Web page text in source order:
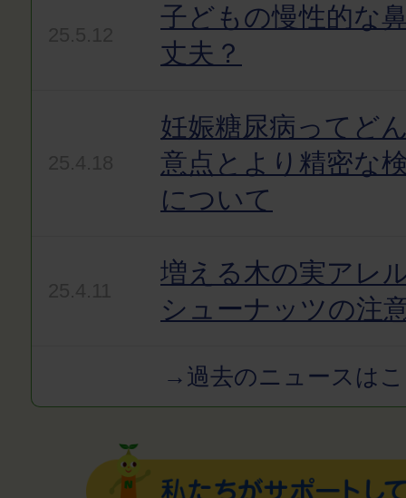
子どもの慢性的な
丈夫？
妊娠糖尿病ってど
意点とより精密な
について
増える木の実アレ
シューナッツの注
→過去のニュースは